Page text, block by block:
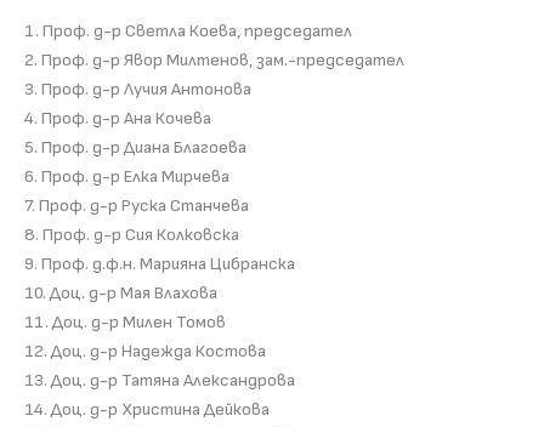
1. Проф. д-р Светла Коева, председател
2. Проф. д-р Явор Милтенов, зам.-председател
3. Проф. д-р Лучия Антонова
4. Проф. д-р Ана Кочева
5. Проф. д-р Диана Благоева
6. Проф. д-р Елка Мирчева
7. Проф. д-р Руска Станчева
8. Проф. д-р Сия Колковска
9. Проф. д.ф.н. Марияна Цибранска
10. Доц. д-р Мая Влахова
11. Доц. д-р Милен Томов
12. Доц. д-р Надежда Костова
13. Доц. д-р Татяна Александрова
14. Доц. д-р Христина Дейкова